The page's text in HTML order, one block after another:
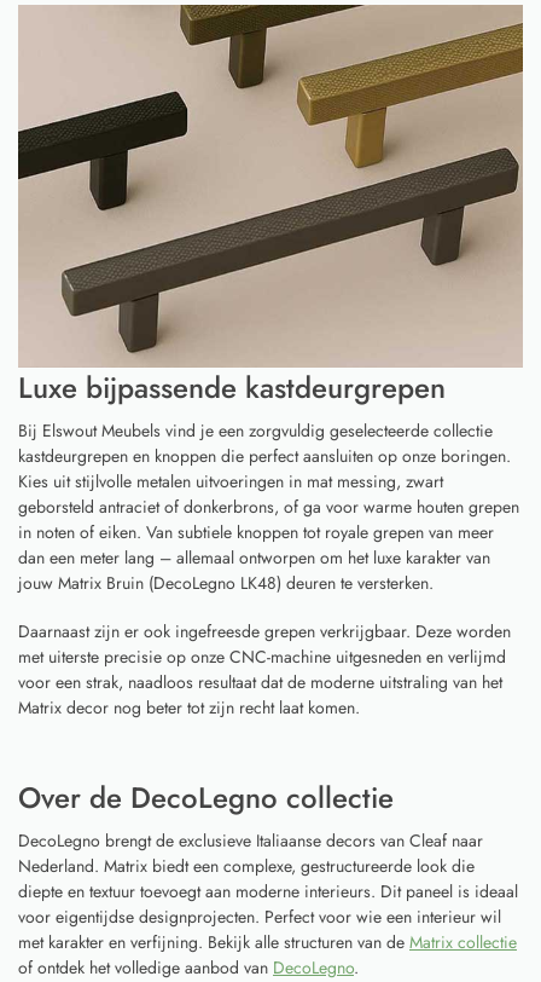
Luxe bijpassende kastdeurgrepen
Bij Elswout Meubels vind je een zorgvuldig geselecteerde collectie
kastdeurgrepen en knoppen die perfect aansluiten op onze boringen.
Kies uit stijlvolle metalen uitvoeringen in mat messing, zwart
geborsteld antraciet of donkerbrons, of ga voor warme houten grepen
in noten of eiken. Van subtiele knoppen tot royale grepen van meer
dan een meter lang – allemaal ontworpen om het luxe karakter van
jouw Matrix Bruin (DecoLegno LK48) deuren te versterken.
Daarnaast zijn er ook ingefreesde grepen verkrijgbaar. Deze worden
met uiterste precisie op onze CNC-machine uitgesneden en verlijmd
voor een strak, naadloos resultaat dat de moderne uitstraling van het
Matrix decor nog beter tot zijn recht laat komen.
Over de DecoLegno collectie
DecoLegno brengt de exclusieve Italiaanse decors van Cleaf naar
Nederland. Matrix biedt een complexe, gestructureerde look die
diepte en textuur toevoegt aan moderne interieurs. Dit paneel is ideaal
voor eigentijdse designprojecten. Perfect voor wie een interieur wil
met karakter en verfijning. Bekijk alle structuren van de Matrix collectie
of ontdek het volledige aanbod van DecoLegno.